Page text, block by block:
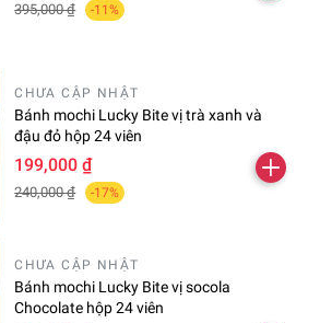
ép dưa lưới (sản xuất trong nước) /
aspartame, hợp chất L-
K), chất tạo axit, este sucrose,
liệu, magie stearat, chất tạo màu
rum đỏ)
395,000 ₫ -11%
CHƯA CẬP NHẬT
Bánh mochi Lucky Bite vị trà xanh và
đậu đỏ hộp 24 viên
199,000 ₫
240,000 ₫ -17%
CHƯA CẬP NHẬT
Bánh mochi Lucky Bite vị socola
Chocolate hộp 24 viên